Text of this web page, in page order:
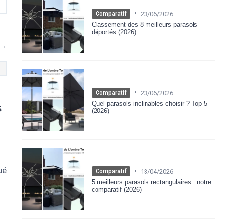
→
Comparatif • 23/06/2026
Classement des 8 meilleurs parasols
déportés (2026)
Comparatif • 23/06/2026
Quel parasols inclinables choisir ? Top 5
(2026)
Comparatif •
13/04/2026
5 meilleurs parasols rectangulaires : notre
comparatif (2026)